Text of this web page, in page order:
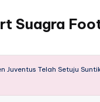
Suagra
Juventus Telah Setuju